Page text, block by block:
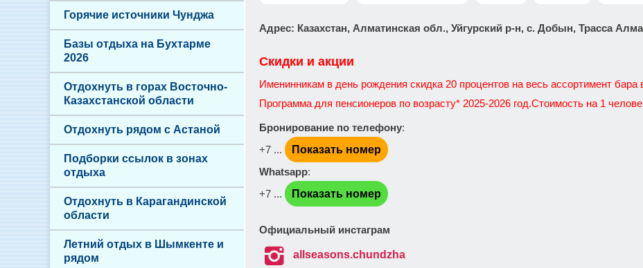
Адрес: Казахстан, Алматинская обл., Уйгурский р-н, с. Добын, Трасса
Скидки и акции
Именинникам в день рождения скидка 20 процентов на весь ассортимент
Программа для пенсионеров по возрасту* 2025-2026 год.Стоимость на 1
Бронирование по телефону:
+7 ...
Показать номер
Whatsapp:
+7 ...
Показать номер
Официальный инстаграм
 allseasons.chundzha
Горячие источники Чунджа
Базы отдыха на Бухтарме
2026
Отдохнуть в горах Восточно-
Казахстанской области
Отдохнуть рядом с Астаной
Подборки ссылок в зонах
отдыха
Отдохнуть в Карагандинской
области
Летний отдых в Шымкенте и
рядом